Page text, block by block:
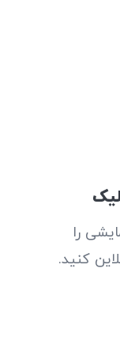
را
کنید.